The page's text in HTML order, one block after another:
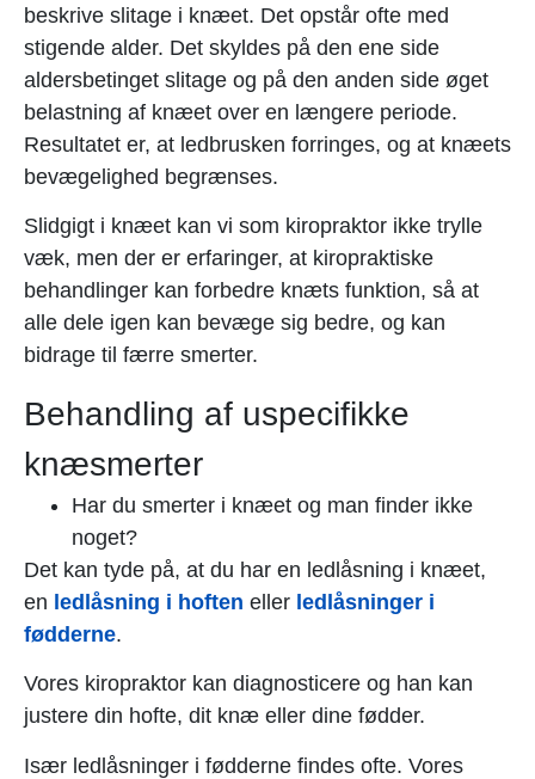
beskrive slitage i knæet. Det opstår ofte med
stigende alder. Det skyldes på den ene side
aldersbetinget slitage og på den anden side øget
belastning af knæet over en længere periode.
Resultatet er, at ledbrusken forringes, og at knæets
bevægelighed begrænses.
Slidgigt i knæet kan vi som kiropraktor ikke trylle
væk, men der er erfaringer, at kiropraktiske
behandlinger kan forbedre knæts funktion, så at
alle dele igen kan bevæge sig bedre, og kan
bidrage til færre smerter.
Behandling af uspecifikke
knæsmerter
Har du smerter i knæet og man finder ikke
noget?
Det kan tyde på, at du har en ledlåsning i knæet,
en ledlåsning i hoften eller ledlåsninger i
fødderne.
Vores kiropraktor kan diagnosticere og han kan
justere din hofte, dit knæ eller dine fødder.
Især ledlåsninger i fødderne findes ofte. Vores